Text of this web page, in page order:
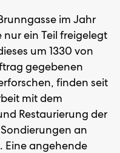
im Jahr
ein Teil freigelegt
um 1330 von
gegebenen
finden seit
mit dem
Restaurierung der
an
Eine angehende